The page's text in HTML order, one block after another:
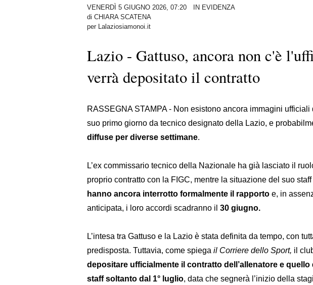
VENERDÌ 5 GIUGNO 2026, 07:20
IN EVIDENZA
di CHIARA SCATENA
per Lalaziosiamonoi.it
Lazio - Gattuso, ancora non c'è
verrà depositato il contratto
RASSEGNA STAMPA - Non esistono ancora immagini ufficiali
suo primo giorno da tecnico designato della Lazio, e
diffuse per diverse settimane.
L’ex commissario tecnico della Nazionale ha già lasciato il
proprio contratto con la FIGC, mentre la situazione del suo
hanno ancora interrotto formalmente il rapporto e, in
anticipata, i loro accordi scadranno il 30 giugno.
L’intesa tra Gattuso e la Lazio è stata definita da tempo, con
predisposta. Tuttavia, come spiega il Corriere dello Sport, il
depositare ufficialmente il contratto dell’allenatore e
staff soltanto dal 1° luglio, data che segnerà l’inizio della